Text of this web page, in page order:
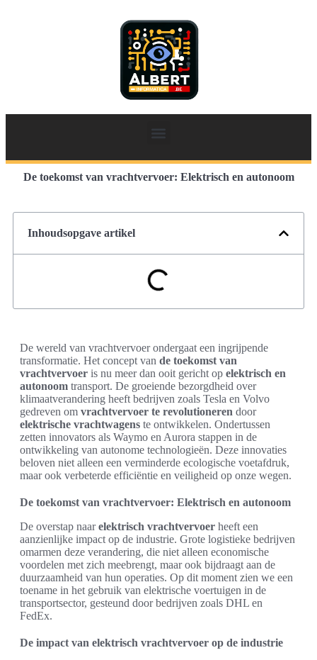
De toekomst van vrachtvervoer: Elektrisch en autonoom
Inhoudsopgave artikel
De wereld van vrachtvervoer ondergaat een ingrijpende
transformatie. Het concept van de toekomst van
vrachtvervoer is nu meer dan ooit gericht op elektrisch en
autonoom transport. De groeiende bezorgdheid over
klimaatverandering heeft bedrijven zoals Tesla en Volvo
gedreven om vrachtvervoer te revolutioneren door
elektrische vrachtwagens te ontwikkelen. Ondertussen
zetten innovators als Waymo en Aurora stappen in de
ontwikkeling van autonome technologieën. Deze innovaties
beloven niet alleen een verminderde ecologische voetafdruk,
maar ook verbeterde efficiëntie en veiligheid op onze wegen.
De toekomst van vrachtvervoer: Elektrisch en autonoom
De overstap naarelektrisch vrachtvervoer heeft een
aanzienlijke impact op de industrie. Grote logistieke bedrijven
omarmen deze verandering, die niet alleen economische
voordelen met zich meebrengt, maar ook bijdraagt aan de
duurzaamheid van hun operaties. Op dit moment zien we een
toename in het gebruik van elektrische voertuigen in de
transportsector, gesteund door bedrijven zoals DHL en
FedEx.
De impact van elektrisch vrachtvervoer op de industrie